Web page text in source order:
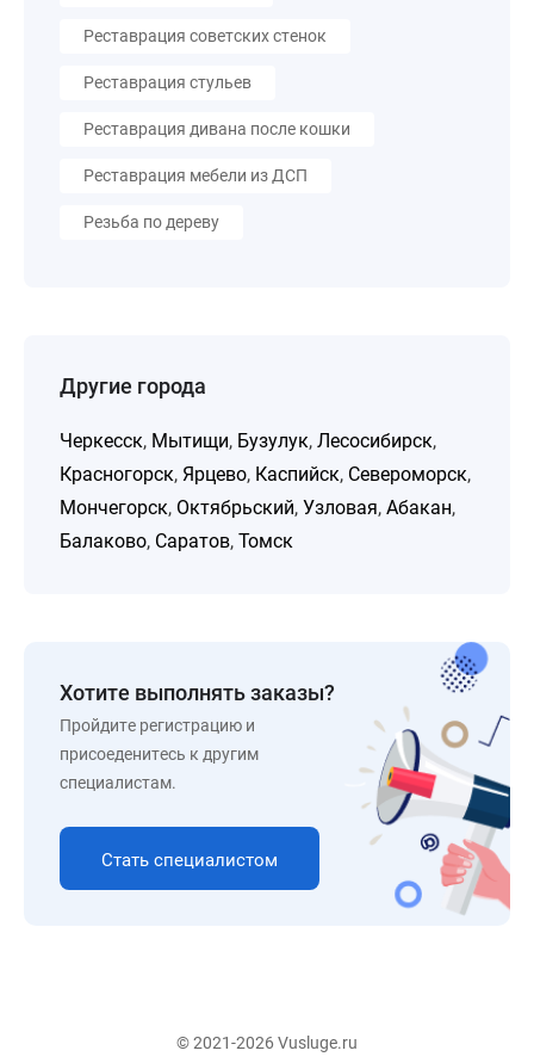
Реставрация советских стенок
Реставрация стульев
Реставрация дивана после кошки
Реставрация мебели из ДСП
Резьба по дереву
Другие города
Черкесск, Мытищи, Бузулук, Лесосибирск,
Красногорск, Ярцево, Каспийск, Североморск,
Мончегорск, Октябрьский, Узловая, Абакан,
Балаково, Саратов, Томск
Хотите выполнять заказы?
Пройдите регистрацию и
присоеденитесь к другим
специалистам.
Стать специалистом
© 2021-2026 Vusluge.ru